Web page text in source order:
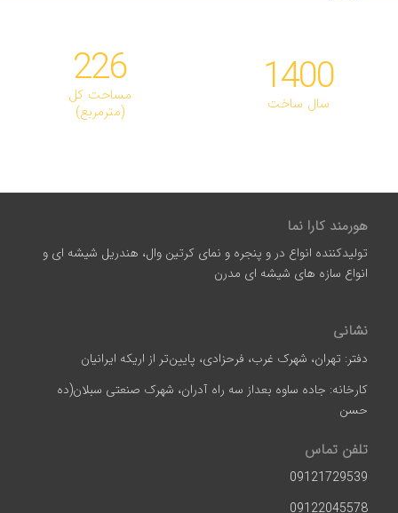
1400
سال ساخت
226
مساحت کل
(مترمربع)
هورمند کارا نما
تولیدکننده انواع در و پنجره و نمای کرتین وال، هندریل شیشه ای و
انواع سازه‌ های شیشه‌ ای مدرن
نشانی
دفتر: تهران، شهرک غرب، فرحزادی، پایین‌تر از اریکه ایرانیان
کارخانه: جاده ساوه بعداز سه راه آدران، شهرک صنعتی سبلان(ده
حسن
تلفن تماس
09121729539
09122045578